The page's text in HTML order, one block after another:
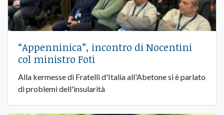
“Appenninica”, incontro di Nocentini
col ministro Foti
Alla kermesse di Fratelli d'Italia all'Abetone si è parlato
di problemi dell'insularità